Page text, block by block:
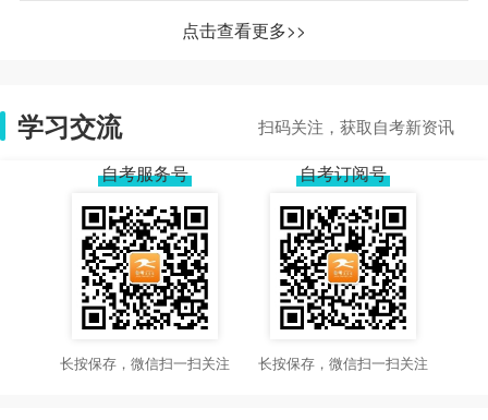
点击查看更多>>
学习交流 扫码关注，获取自考新资讯
自考服务号
长按保存，微信扫一扫关注
自考订阅号
长按保存，微信扫一扫关注